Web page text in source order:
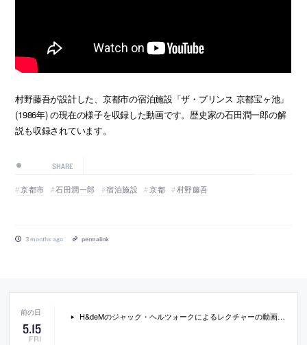
村野藤吾が設計した、京都市の宿泊施設「ザ・プリンス 京都宝ヶ池」
(1986年) の現在の様子を収録した動画です。歴史家の石田潤一郎の解
説も収録されています。
SHARE
京都市 石田潤一郎 宿泊施設 京都 村野藤吾
3 months ago permalink
5.15
FRI
H&deMのジャック・ヘルツォークによるレクチャーの動画。自身が手掛けたニューヨークの建築などについて語る内容。コロンビア大学で2026年4月に行われたもの